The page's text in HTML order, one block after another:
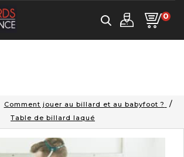
0
Comment jouer au billard et au babyfoot ?
Table de billard laqué